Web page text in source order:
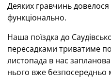
Деяких гравчинь довелося
функціонально.
Наша поїздка до
пересадками триватиме
листопада в нас
нього вже безпосередньо